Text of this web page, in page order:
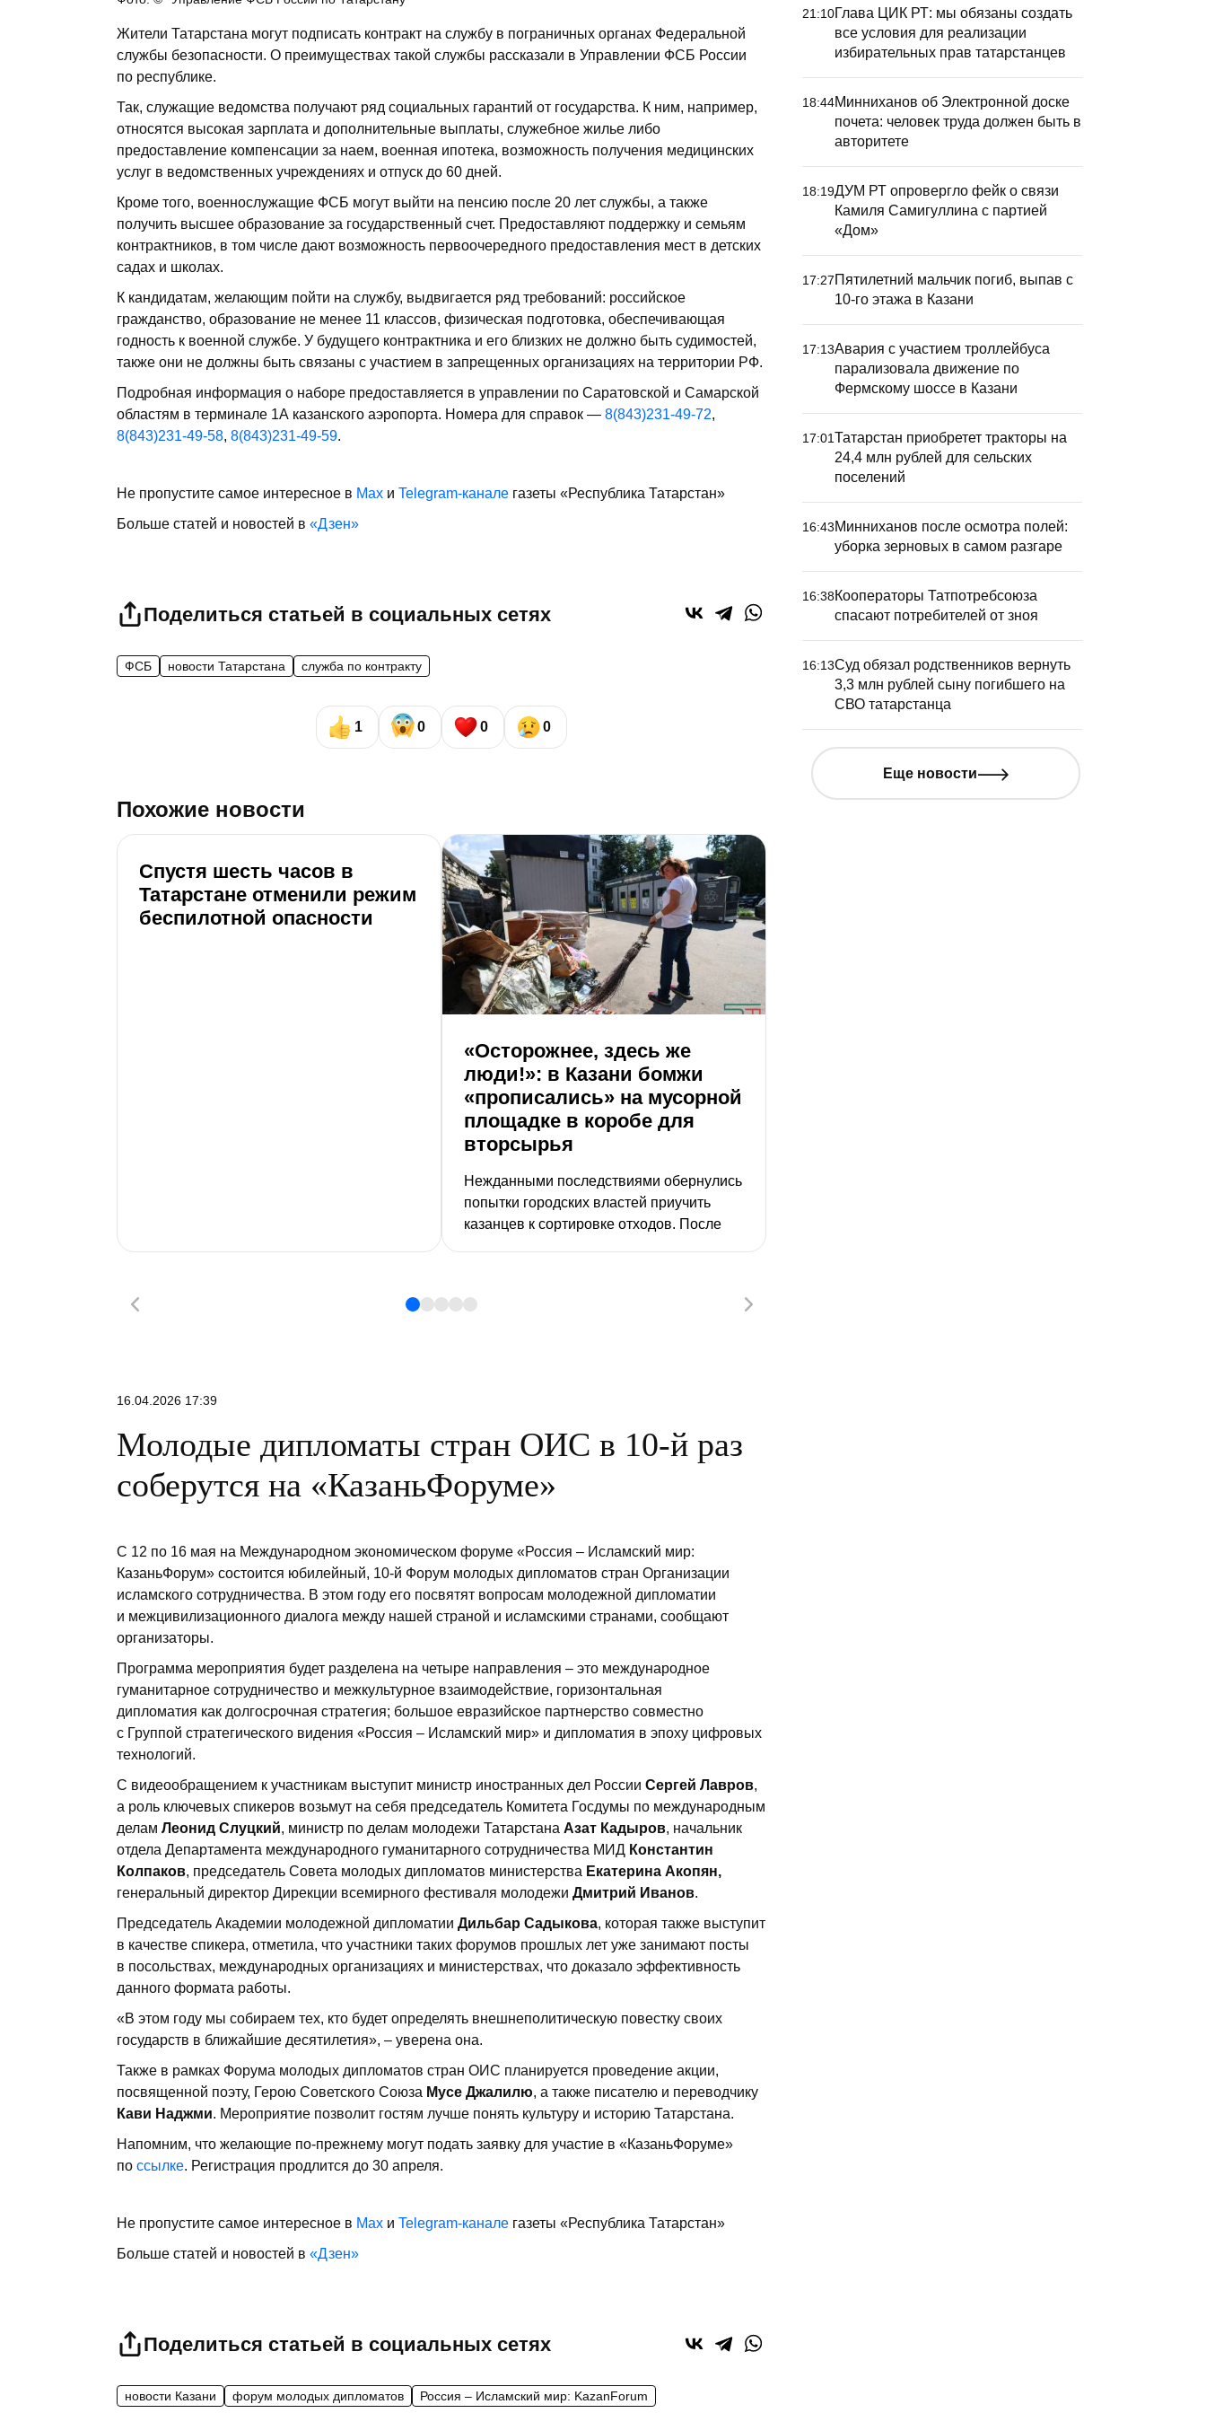
Жители Татарстана могут подписать контракт на службу в пограничных органах Федеральной
службы безопасности. О преимуществах такой службы рассказали в Управлении ФСБ России
по республике.
Так, служащие ведомства получают ряд социальных гарантий от государства. К ним, например,
относятся высокая зарплата и дополнительные выплаты, служебное жилье либо
предоставление компенсации за наем, военная ипотека, возможность получения медицинских
услуг в ведомственных учреждениях и отпуск до 60 дней.
Кроме того, военнослужащие ФСБ могут выйти на пенсию после 20 лет службы, а также
получить высшее образование за государственный счет. Предоставляют поддержку и семьям
контрактников, в том числе дают возможность первоочередного предоставления мест в детских
садах и школах.
К кандидатам, желающим пойти на службу, выдвигается ряд требований: российское
гражданство, образование не менее 11 классов, физическая подготовка, обеспечивающая
годность к военной службе. У будущего контрактника и его близких не должно быть судимостей,
также они не должны быть связаны с участием в запрещенных организациях на территории РФ.
Подробная информация о наборе предоставляется в управлении по Саратовской и Самарской
областям в терминале 1А казанского аэропорта. Номера для справок — 8(843)231-49-72,
8(843)231-49-58, 8(843)231-49-59.
Не пропустите самое интересное в Max и Telegram-канале газеты «Республика Татарстан»
Больше статей и новостей в «Дзен»
Поделиться статьей в социальных сетях
ФСБ новости Татарстана служба по контракту
1 0 0 0
Похожие новости
Спустя шесть часов в
Татарстане отменили режим
беспилотной опасности
«Осторожнее, здесь же
люди!»: в Казани бомжи
«прописались» на мусорной
площадке в коробе для
вторсырья
Нежданными последствиями обернулись
попытки городских властей приучить
казанцев к сортировке отходов. После
металлические короба для вторсырья, в
16.04.2026 17:39
Молодые дипломаты стран ОИС в 10-й раз
соберутся на «КазаньФоруме»
С 12 по 16 мая на Международном экономическом форуме «Россия – Исламский мир:
КазаньФорум» состоится юбилейный, 10-й Форум молодых дипломатов стран Организации
исламского сотрудничества. В этом году его посвятят вопросам молодежной дипломатии
и межцивилизационного диалога между нашей страной и исламскими странами, сообщают
организаторы.
Программа мероприятия будет разделена на четыре направления – это международное
гуманитарное сотрудничество и межкультурное взаимодействие, горизонтальная
дипломатия как долгосрочная стратегия; большое евразийское партнерство совместно
с Группой стратегического видения «Россия – Исламский мир» и дипломатия в эпоху цифровых
технологий.
С видеообращением к участникам выступит министр иностранных дел России Сергей Лавров,
а роль ключевых спикеров возьмут на себя председатель Комитета Госдумы по международным
делам Леонид Слуцкий, министр по делам молодежи Татарстана Азат Кадыров, начальник
отдела Департамента международного гуманитарного сотрудничества МИД Константин
Колпаков, председатель Совета молодых дипломатов министерства Екатерина Акопян,
генеральный директор Дирекции всемирного фестиваля молодежи Дмитрий Иванов.
Председатель Академии молодежной дипломатии Дильбар Садыкова, которая также выступит
в качестве спикера, отметила, что участники таких форумов прошлых лет уже занимают посты
в посольствах, международных организациях и министерствах, что доказало эффективность
данного формата работы.
«В этом году мы собираем тех, кто будет определять внешнеполитическую повестку своих
государств в ближайшие десятилетия», – уверена она.
Также в рамках Форума молодых дипломатов стран ОИС планируется проведение акции,
посвященной поэту, Герою Советского Союза Мусе Джалилю, а также писателю и переводчику
Кави Наджми. Мероприятие позволит гостям лучше понять культуру и историю Татарстана.
Напомним, что желающие по-прежнему могут подать заявку для участие в «КазаньФоруме»
по ссылке. Регистрация продлится до 30 апреля.
Не пропустите самое интересное в Max и Telegram-канале газеты «Республика Татарстан»
Больше статей и новостей в «Дзен»
Поделиться статьей в социальных сетях
новости Казани форум молодых дипломатов Россия – Исламский мир: KazanForum
21:10Глава ЦИК РТ: мы обязаны создать
все условия для реализации
избирательных прав татарстанцев
18:44Минниханов об Электронной доске
почета: человек труда должен быть в
авторитете
18:19ДУМ РТ опровергло фейк о связи
Камиля Самигуллина с партией
«Дом»
17:27Пятилетний мальчик погиб, выпав с
10-го этажа в Казани
17:13Авария с участием троллейбуса
парализовала движение по
Фермскому шоссе в Казани
17:01Татарстан приобретет тракторы на
24,4 млн рублей для сельских
поселений
16:43Минниханов после осмотра полей:
уборка зерновых в самом разгаре
16:38Кооператоры Татпотребсоюза
спасают потребителей от зноя
16:13Суд обязал родственников вернуть
3,3 млн рублей сыну погибшего на
СВО татарстанца
Еще новости